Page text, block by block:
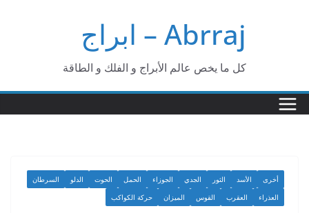
Abrraj – ابراج
كل ما يخص عالم الأبراج و الفلك و الطاقة
أخرى الأسد الثور الجدي الجوزاء الحمل الحوت الدلو
السرطان
العذراء
العقرب القوس الميزان حركة الكواكب